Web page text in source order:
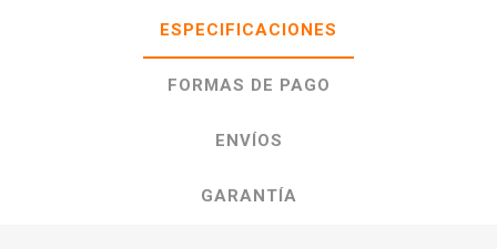
ESPECIFICACIONES
FORMAS DE PAGO
ENVÍOS
GARANTÍA